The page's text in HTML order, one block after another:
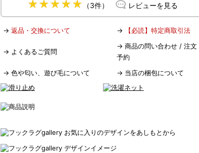
（3件） レビューを見る
→ 返品・交換について → 【必読】特定商取引法
→ よくあるご質問
→ 商品の問い合わせ / 注文
予約
→ 色や匂い、遊び毛について → 当店の梱包について